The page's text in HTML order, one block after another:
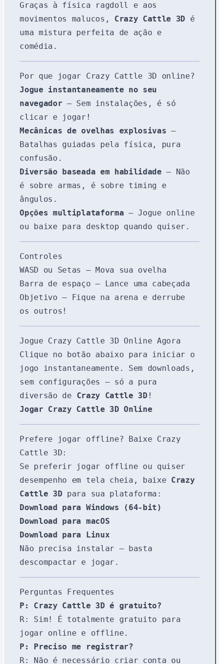
Graças à física ragdoll e aos
movimentos malucos, Crazy Cattle 3D é
uma mistura perfeita de ação e
comédia.
Por que jogar Crazy Cattle 3D online?
Jogue instantaneamente no seu
navegador – Sem instalações, é só
clicar e jogar!
Mecânicas de ovelhas explosivas –
Batalhas guiadas pela física, pura
confusão.
Diversão baseada em habilidade – Não
é sobre armas, é sobre timing e
ângulos.
Opções multiplataforma – Jogue online
ou baixe para desktop quando quiser.
Controles
WASD ou Setas – Mova sua ovelha
Barra de espaço – Lance uma cabeçada
Objetivo – Fique na arena e derrube
os outros!
Jogue Crazy Cattle 3D Online Agora
Clique no botão abaixo para iniciar o
jogo instantaneamente. Sem downloads,
sem configurações — só a pura
diversão de Crazy Cattle 3D !
Jogar Crazy Cattle 3D Online
Prefere jogar offline? Baixe Crazy
Cattle 3D:
Se preferir jogar offline ou quiser
desempenho em tela cheia, baixe Crazy
Cattle 3D para sua plataforma:
Download para Windows (64-bit)
Download para macOS
Download para Linux
Não precisa instalar — basta
descompactar e jogar.
Perguntas Frequentes
P: Crazy Cattle 3D é gratuito?
R: Sim! É totalmente gratuito para
jogar online e offline.
P: Preciso me registrar?
R: Não é necessário criar conta ou